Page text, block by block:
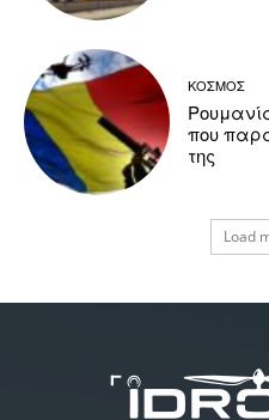
ΚΟΣΜΟΣ
που
της
Load